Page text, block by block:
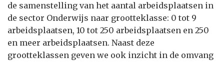
de samenstelling van het aantal arbeidsplaatsen in
de sector Onderwijs naar grootteklasse: 0 tot 9
arbeidsplaatsen, 10 tot 250 arbeidsplaatsen en 250
en meer arbeidsplaatsen. Naast deze
grootteklassen geven we ook inzicht in de omvang